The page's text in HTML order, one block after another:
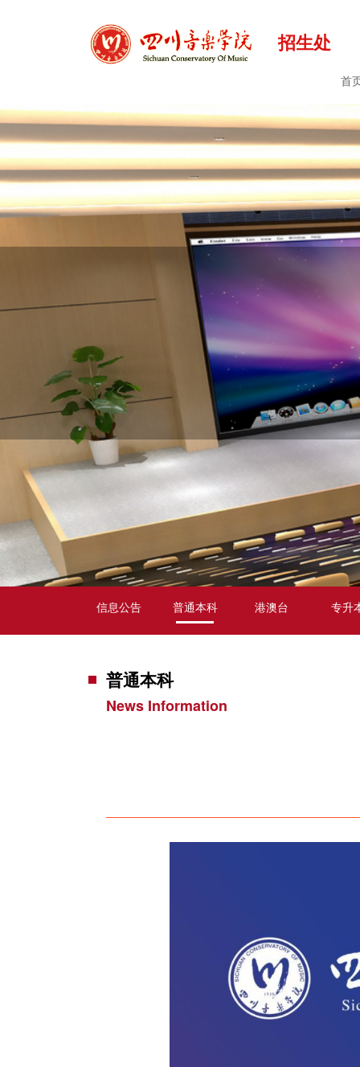
招生处
首
信息公告 普通本科 港澳台 专升
普通本科
News Information